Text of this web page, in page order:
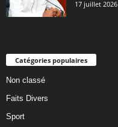
17 juillet 2026
Catégories populaires
Non classé
Faits Divers
Sport